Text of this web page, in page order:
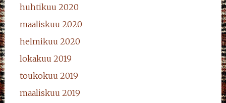
huhtikuu 2020
maaliskuu 2020
helmikuu 2020
lokakuu 2019
toukokuu 2019
maaliskuu 2019